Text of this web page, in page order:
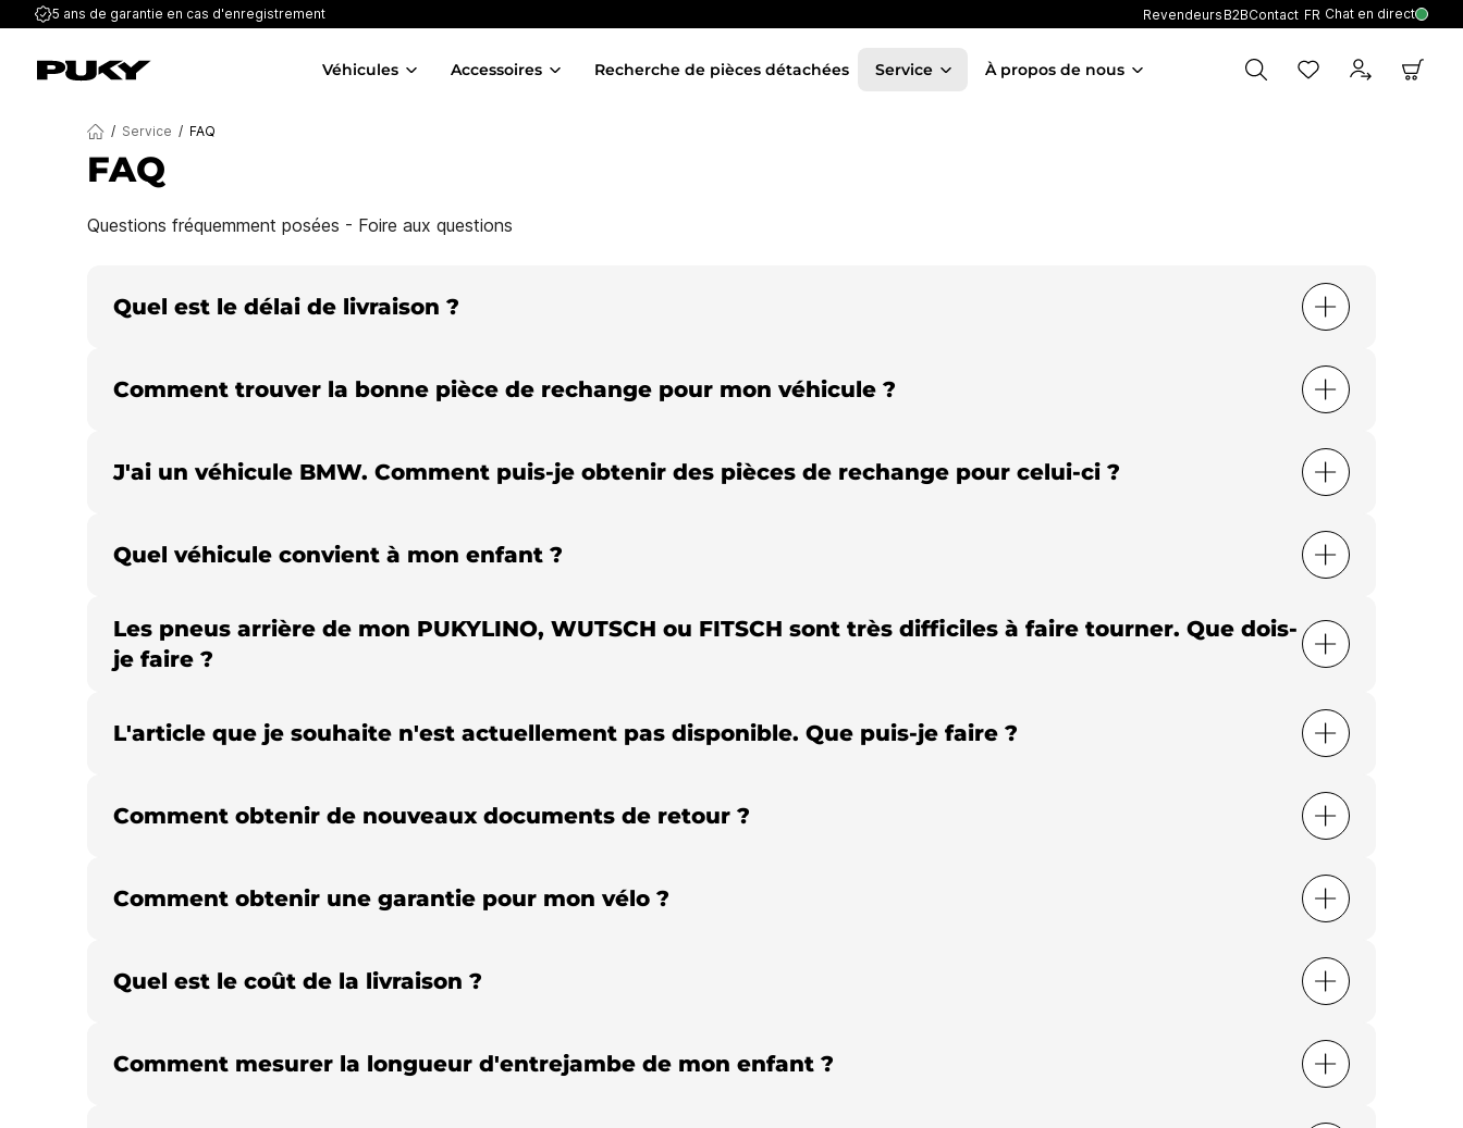
5 ans de garantie en cas d'enregistrement Revendeurs B2BContact FR Chat en direct
Véhicules Accessoires Recherche de pièces détachées Service À propos de nous
/ Service / FAQ
FAQ
Questions fréquemment posées - Foire aux questions
Quel est le délai de livraison ?
Comment trouver la bonne pièce de rechange pour mon véhicule ?
J'ai un véhicule BMW. Comment puis-je obtenir des pièces de rechange pour celui-ci ?
Quel véhicule convient à mon enfant ?
Les pneus arrière de mon PUKYLINO, WUTSCH ou FITSCH sont très difficiles à faire tourner. Que dois-
je faire ?
L'article que je souhaite n'est actuellement pas disponible. Que puis-je faire ?
Comment obtenir de nouveaux documents de retour ?
Comment obtenir une garantie pour mon vélo ?
Quel est le coût de la livraison ?
Comment mesurer la longueur d'entrejambe de mon enfant ?